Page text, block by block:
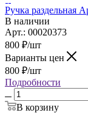
Ручка раздельная
В наличии
Арт.: 00020373
800 ₽/шт
Варианты цен
800 ₽/шт
Подробности
В корзину